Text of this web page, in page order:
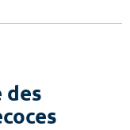
des